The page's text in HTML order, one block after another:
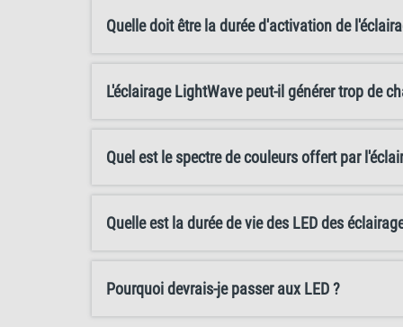
Quelle doit être la durée d'activation de
L'éclairage LightWave peut-il générer trop de
Quel est le spectre de couleurs offert par
Quelle est la durée de vie des LED des
Pourquoi devrais-je passer aux LED ?